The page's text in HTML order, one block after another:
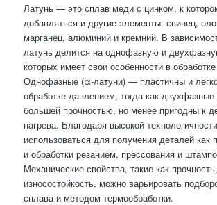
Латунь — это сплав меди с цинком, к
добавляться и другие элементы: свинец,
марганец, алюминий и кремний. В
латунь делится на однофазную и
которых имеет свои особенности в
Однофазные (α-латуни) — пластичны и
обработке давлением, тогда как
большей прочностью, но менее пригодны к
нагрева. Благодаря высокой
использоваться для получения деталей как
и обработки резанием, прессования и
Механические свойства, такие как
износостойкость, можно варьировать
сплава и методом термообработки.